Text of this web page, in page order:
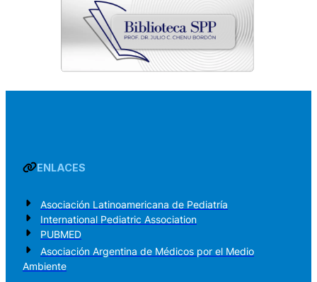
ENLACES
Asociación Latinoamericana de Pediatría
International Pediatric Association
PUBMED
Asociación Argentina de Médicos por el Medio
Ambiente